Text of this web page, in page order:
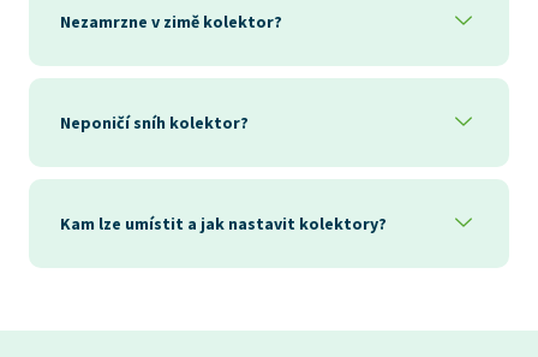
Nezamrzne v zimě kolektor?
Neponičí sníh kolektor?
Kam lze umístit a jak nastavit kolektory?